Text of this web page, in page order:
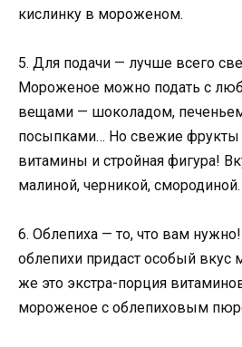
кислинку в мороженом.
5. Для подачи — лучше всего
Мороженое можно подать с
вещами — шоколадом,
посыпками… Но свежие фрукты
витамины и стройная фигура!
малиной, черникой, смородиной.
6. Облепиха — то, что вам
облепихи придаст особый
же это экстра-порция
мороженое с облепиховым